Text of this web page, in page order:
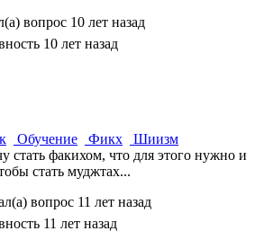
вопрос 10 лет назад
10 лет назад
Обучение Фикх
Шиизм
стать факихом, что для этого нужно и
стать муджтах...
вопрос 11 лет назад
11 лет назад